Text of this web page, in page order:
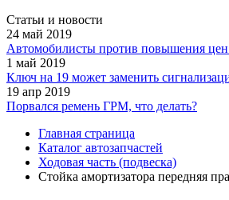
Статьи и новости
24 май 2019
Автомобилисты против повышения
1 май 2019
Ключ на 19 может заменить
19 апр 2019
Порвался ремень ГРМ, что делать?
Главная страница
Каталог автозапчастей
Ходовая часть (подвеска)
Стойка амортизатора передняя